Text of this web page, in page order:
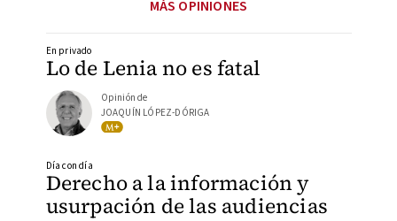
MÁS OPINIONES
Lo de Lenia no es fatal
En privado
Opinión de
JOAQUÍN LÓPEZ-DÓRIGA
Derecho a la información y
usurpación de las audiencias
Día con día